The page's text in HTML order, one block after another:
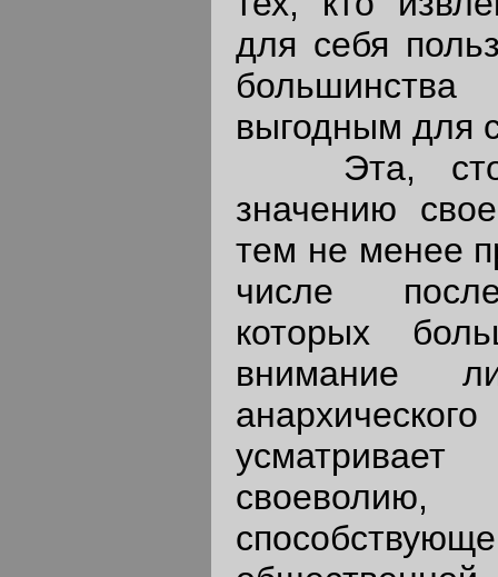
для себя
выгодным для
Эта,
значению
тем не менее
числе
которых
внимание